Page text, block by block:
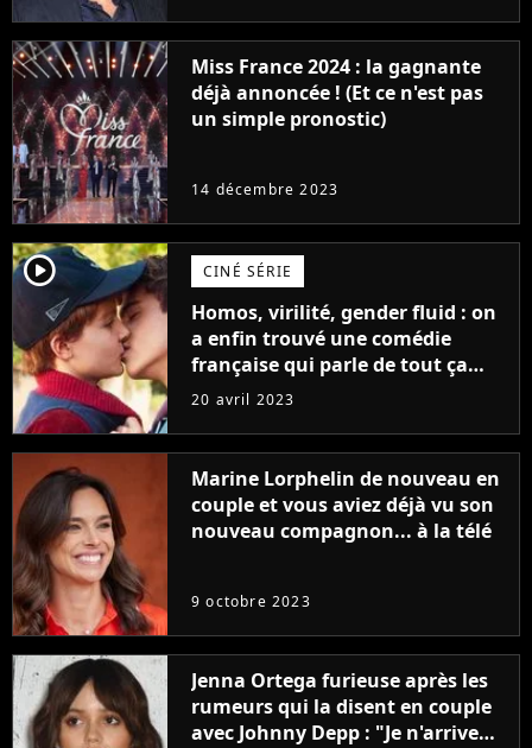
Miss France 2024 : la gagnante
déjà annoncée ! (Et ce n'est pas
un simple pronostic)
14 décembre 2023
player2 CINÉ SÉRIE
Homos, virilité, gender fluid : on
a enfin trouvé une comédie
française qui parle de tout ça
sans être super ringarde
20 avril 2023
Marine Lorphelin de nouveau en
couple et vous aviez déjà vu son
nouveau compagnon... à la télé
9 octobre 2023
Jenna Ortega furieuse après les
rumeurs qui la disent en couple
avec Johnny Depp : "Je n'arrive